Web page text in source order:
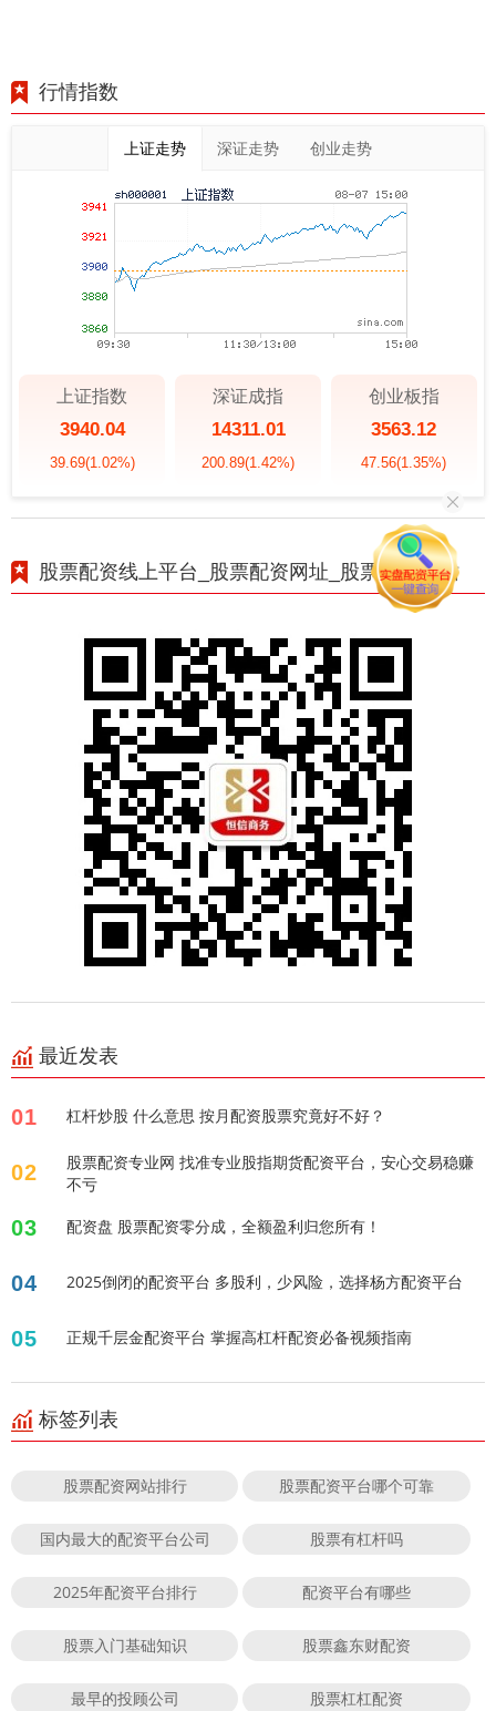
行情指数
上证走势 深证走势 创业走势
上证指数
3940.04
39.69(1.02%)
深证成指
14311.01
200.89(1.42%)
创业板指
3563.12
47.56(1.35%)
股票配资线上平台_股票配资网址_股票配资网站
最近发表
01 杠杆炒股 什么意思 按月配资股票究竟好不好？
02
股票配资专业网 找准专业股指期货配资平台，安心交易稳赚
不亏
03 配资盘 股票配资零分成，全额盈利归您所有！
04 2025倒闭的配资平台 多股利，少风险，选择杨方配资平台
05 正规千层金配资平台 掌握高杠杆配资必备视频指南
标签列表
股票配资网站排行 股票配资平台哪个可靠
国内最大的配资平台公司 股票有杠杆吗
2025年配资平台排行 配资平台有哪些
股票入门基础知识 股票鑫东财配资
最早的投顾公司 股票杠杠配资